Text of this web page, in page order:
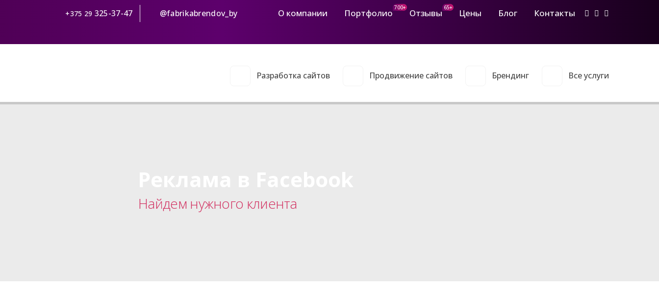
+375 29 325-37-47 @fabrikabrendov_by О компании Портфолио 700+ Отзывы 65+ Цены Блог Контакты
Разработка сайтов Продвижение сайтов Брендинг Все услуги
Найдем нужного клиента